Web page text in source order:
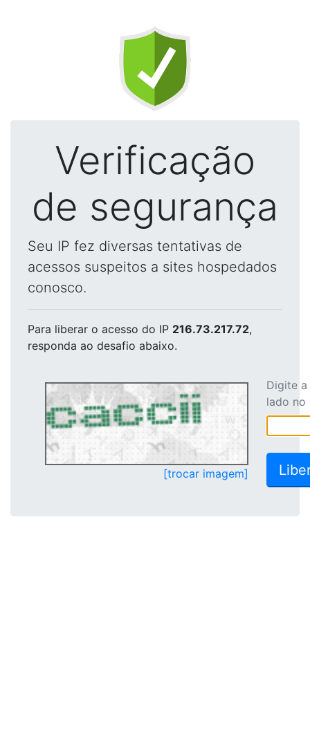
Verificação
de segurança
Seu IP fez diversas tentativas de
acessos suspeitos a sites hospedados
conosco.
Para liberar o acesso do IP 216.73.217.72,
responda ao desafio abaixo.
[trocar imagem]
Digite
lado no